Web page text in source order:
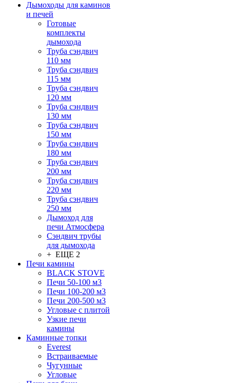
Дымоходы для каминов
и печей
Готовые
комплекты
дымохода
Труба сэндвич
110 мм
Труба сэндвич
115 мм
Труба сэндвич
120 мм
Труба сэндвич
130 мм
Труба сэндвич
150 мм
Труба сэндвич
180 мм
Труба сэндвич
200 мм
Труба сэндвич
220 мм
Труба сэндвич
250 мм
Дымоход для
печи Атмосфера
Сэндвич трубы
для дымохода
+ ЕЩЕ 2
Печи камины
BLACK STOVE
Печи 50-100 м3
Печи 100-200 м3
Печи 200-500 м3
Угловые с плитой
Узкие печи
камины
Каминные топки
Everest
Встраиваемые
Чугунные
Угловые